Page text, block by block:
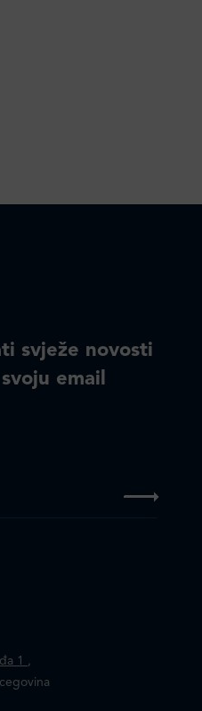
svježe novosti
email
1 ,